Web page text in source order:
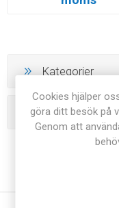
Kategorier
Tillverkare
Cookies hjälper
göra ditt besök på
Genom att